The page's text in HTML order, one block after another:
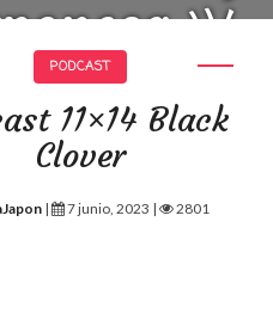
ツ
PODCAST
11×14 Black
Clover
| 7 junio, 2023 | 2801